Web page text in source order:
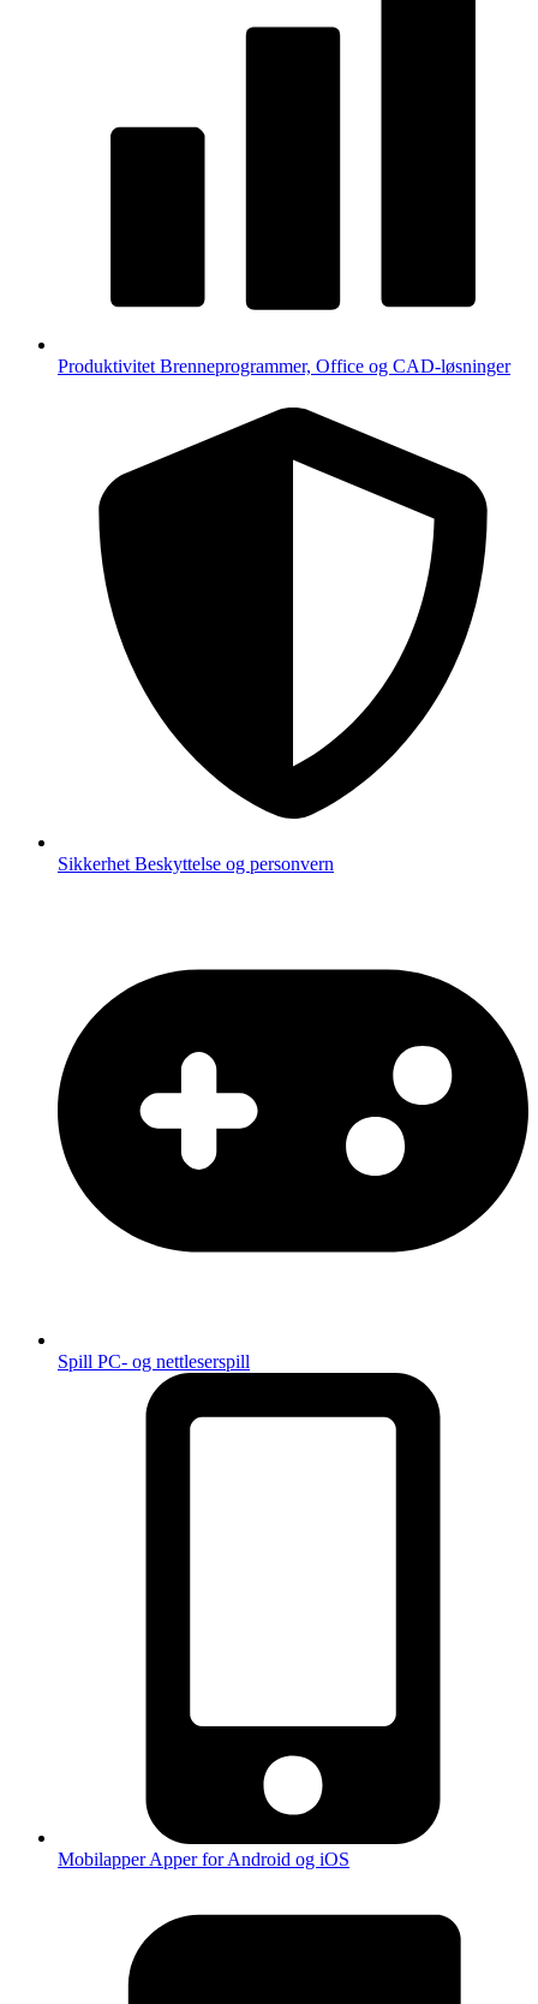
Produktivitet Brenneprogrammer, Office og CAD-løsninger
Sikkerhet Beskyttelse og personvern
Spill PC- og nettleserspill
MobilapperApper for Android og iOS